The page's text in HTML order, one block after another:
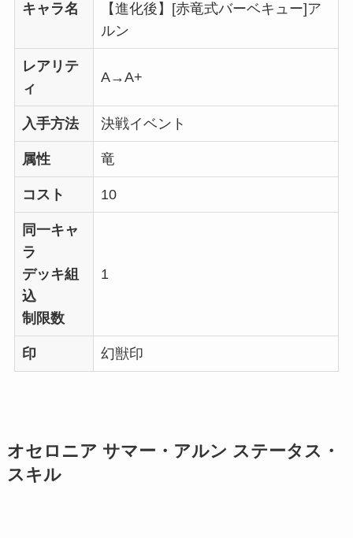
キャラ名
【進化後】[赤竜式バーベキュー]ア
ルン
レアリテ
ィ
A→A+
入手方法 決戦イベント
属性 竜
コスト 10
同一キャ
ラ
デッキ組
込
制限数
1
印 幻獣印
オセロニア サマー・アルン ステータス・
スキル